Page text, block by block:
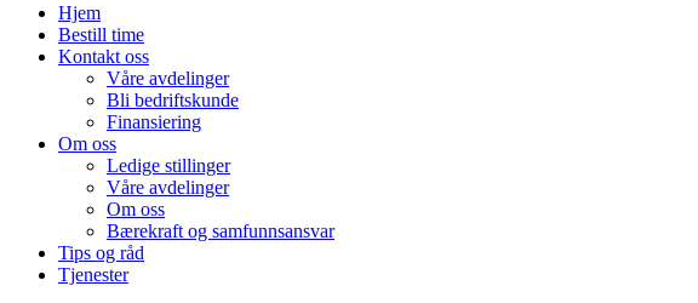
Hjem
Bestill time
Kontakt oss
Våre avdelinger
Bli bedriftskunde
Finansiering
Om oss
Ledige stillinger
Våre avdelinger
Om oss
Bærekraft og samfunnsansvar
Tips og råd
Tjenester